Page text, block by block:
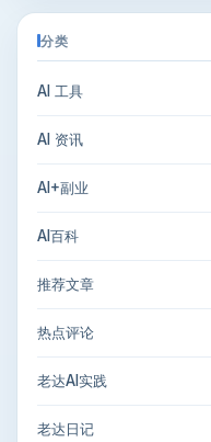
分类
AI 工具
AI 资讯
AI+副业
AI百科
推荐文章
热点评论
老达AI实践
老达日记